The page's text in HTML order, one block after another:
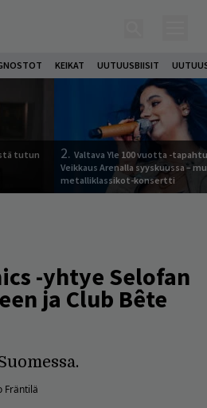
KEIKAT UUTUUSBIISIT
tutun
2. Valtava Yle 100 vuotta -
Veikkaus Arenalla syyskuussa –
metalliklassikot-konsertti
-yhtye Selofan
ja Club Bête
Fräntilä